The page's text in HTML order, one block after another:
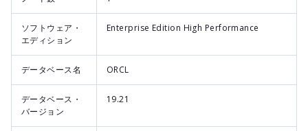
ソフトウェア・
エディション
Enterprise Edition High Performance
データベース名 ORCL
データベース・
バージョン
19.21